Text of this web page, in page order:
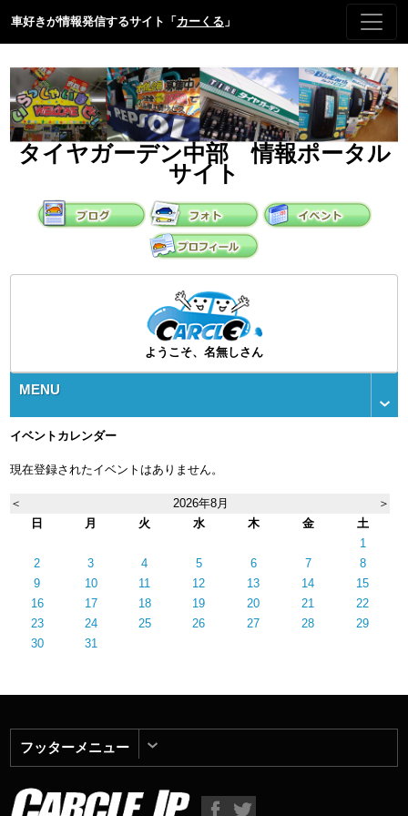
車好きが情報発信するサイト「 カーくる 」
タイヤガーデン中部 情報ポータル
サイト
ようこそ、名無しさん
MENU
イベントカレンダー
現在登録されたイベントはありません。
＜ 2026年8月
＞
日
月 火 水 木 金
土
1
2
3 4 5 6 7
8
9
10 11 12 13 14
15
16
17 18 19 20 21
22
23
24 25 26 27 28
29
30
31
フッターメニュー